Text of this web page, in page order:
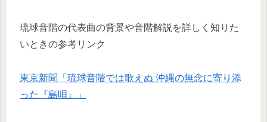
琉球音階の代表曲の背景や音階解説を詳しく知りた
いときの参考リンク
東京新聞「琉球音階では歌えぬ 沖縄の無念に寄り添
った『島唄』」